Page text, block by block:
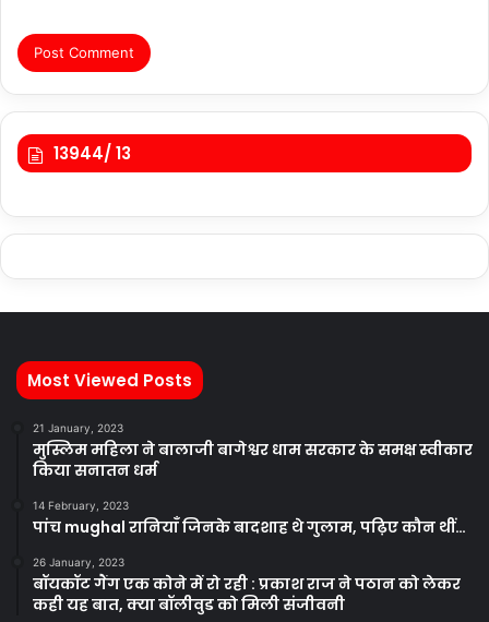
13944/ 13
Most Viewed Posts
21 January, 2023
मुस्लिम महिला ने बालाजी बागेश्वर धाम सरकार के समक्ष स्वीकार
किया सनातन धर्म
14 February, 2023
पांच mughal रानियाँ जिनके बादशाह थे गुलाम, पढ़िए कौन थीं…
26 January, 2023
बॉयकॉट गैंग एक कोने में रो रही : प्रकाश राज ने पठान को लेकर
कही यह बात, क्या बॉलीवुड को मिली संजीवनी